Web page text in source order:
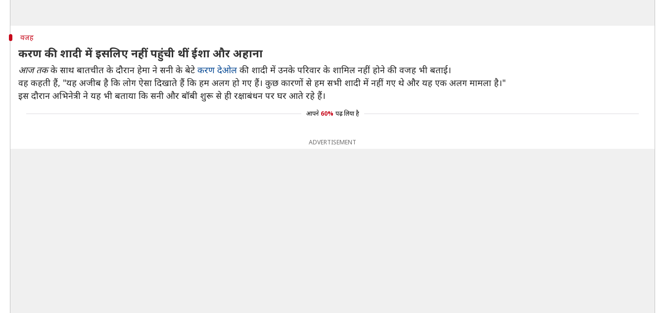
वजह
करण की शादी में इसलिए नहीं पहुंची थीं ईशा और अहाना
आज तकके साथ बातचीत के दौरान हेमा ने सनी के बेटे करण देओल की शादी में उनके परिवार के शामिल नहीं होने की वजह भी बताई।
वह कहती हैं, "यह अजीब है कि लोग ऐसा दिखाते हैं कि हम अलग हो गए हैं। कुछ कारणों से हम सभी शादी में नहीं गए थे और यह एक अलग मामला है।"
इस दौरान अभिनेत्री ने यह भी बताया कि सनी और बॉबी शुरू से ही रक्षाबंधन पर घर आते रहे हैं।
आपने 60% पढ़ लिया है
ADVERTISEMENT